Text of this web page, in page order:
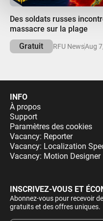
services.
Des soldats russes
massacre sur la plage
Gratuit
RFU NewsAug
INFO
À propos
Support
Paramètres des cookies
Vacancy: Reporter
Vacancy: Localization
Vacancy: Motion Designer
INSCRIVEZ-VOUS ET
Abonnez-vous pour recevoir
gratuits et des offres uniques.